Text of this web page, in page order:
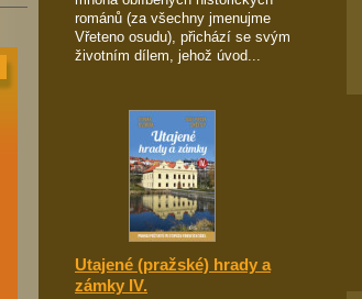
románů (za všechny jmenujme
Vřeteno osudu), přichází se svým
životním dílem, jehož úvod...
Utajené (pražské) hrady a
zámky IV.